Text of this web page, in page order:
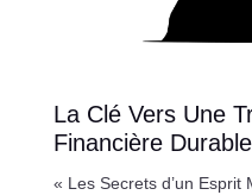
La Clé Vers Une
Financière Durable
« Les Secrets d’un Esprit